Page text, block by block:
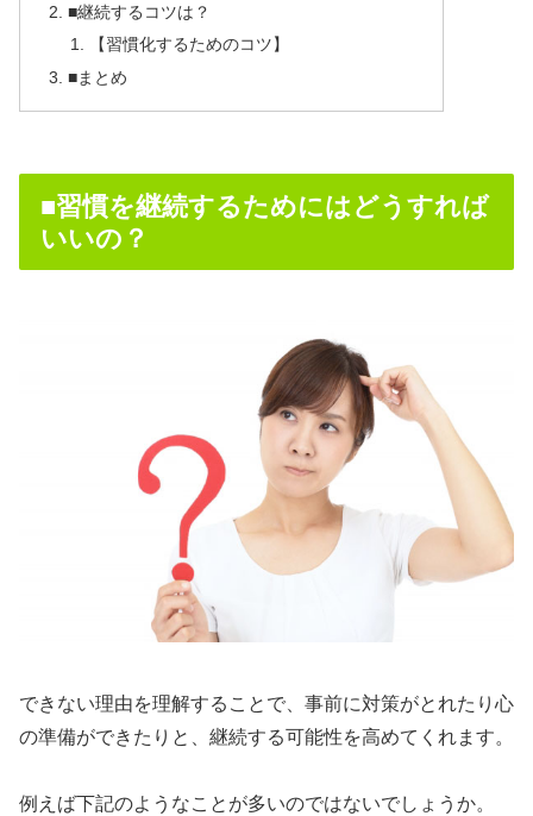
■継続するコツは？
【習慣化するためのコツ】
■まとめ
■習慣を継続するためにはどうすれば
いいの？
できない理由を理解することで、事前に対策がとれたり心
の準備ができたりと、継続する可能性を高めてくれます。
例えば下記のようなことが多いのではないでしょうか。